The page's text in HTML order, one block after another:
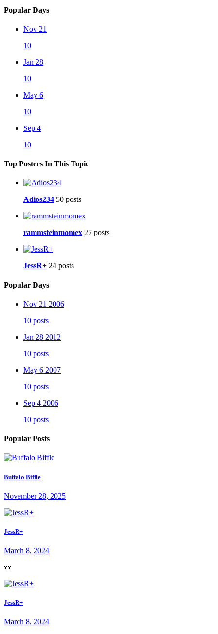
Popular Days
Nov 21
10
Jan 28
10
May 6
10
Sep 4
10
Top Posters In This Topic
Adios234 50 posts
rammsteinmomex 27 posts
JessR+ 24 posts
Popular Days
Nov 21 2006
10 posts
Jan 28 2012
10 posts
May 6 2007
10 posts
Sep 4 2006
10 posts
Popular Posts
Buffalo Biffle
November 28, 2025
JessR+
March 8, 2024
👀
JessR+
March 8, 2024